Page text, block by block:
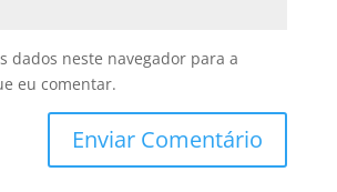
dados neste navegador para a
eu comentar.